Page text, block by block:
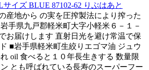
イズ BLUE 87102-62 りぶはあと
産地から の実を圧搾製法により搾った
手県九戸郡軽米町大字小軽米６－１－
お届けします 直射日光を避け常温で保
■岩手県軽米町生絞りエゴマ油 ジュウ
oil 食べると１０年長生きする 数量限
とも呼ばれている長寿のスーパーフー